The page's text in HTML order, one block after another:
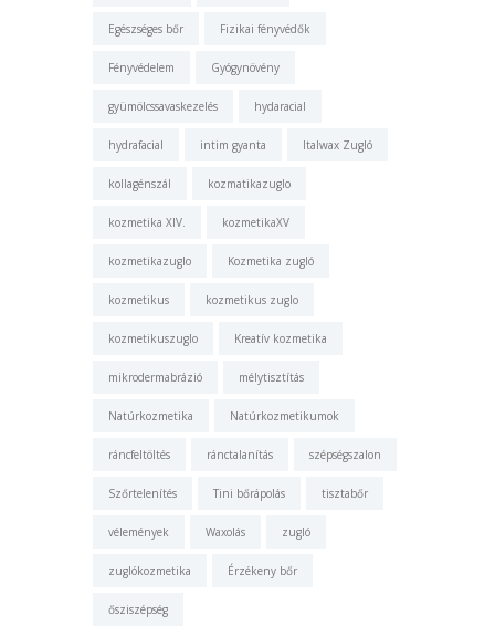
Egészséges bőr Fizikai fényvédők
Fényvédelem Gyógynövény
gyümölcssavaskezelés hydaracial
hydrafacial intim gyanta Italwax Zugló
kollagénszál kozmatikazuglo
kozmetika XIV. kozmetikaXV
kozmetikazuglo Kozmetika zugló
kozmetikus kozmetikus zuglo
kozmetikuszuglo Kreatív kozmetika
mikrodermabrázió mélytisztítás
Natúrkozmetika Natúrkozmetikumok
ráncfeltöltés ránctalanítás szépségszalon
Szőrtelenítés Tini bőrápolás tisztabőr
vélemények Waxolás zugló
zuglókozmetika Érzékeny bőr
ősziszépség